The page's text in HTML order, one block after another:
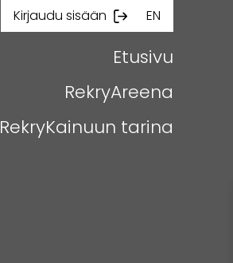
Kirjaudu sisään EN
Etusivu
RekryAreena
RekryKainuun tarina